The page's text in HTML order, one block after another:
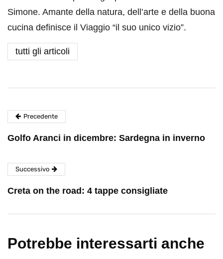
Simone. Amante della natura, dell’arte e della buona
cucina definisce il Viaggio “il suo unico vizio”.
tutti gli articoli
Precedente
Golfo Aranci in dicembre: Sardegna in inverno
Successivo
Creta on the road: 4 tappe consigliate
Potrebbe interessarti anche